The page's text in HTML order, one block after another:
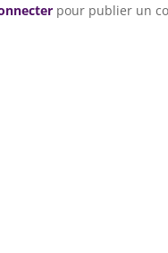
pour publier un